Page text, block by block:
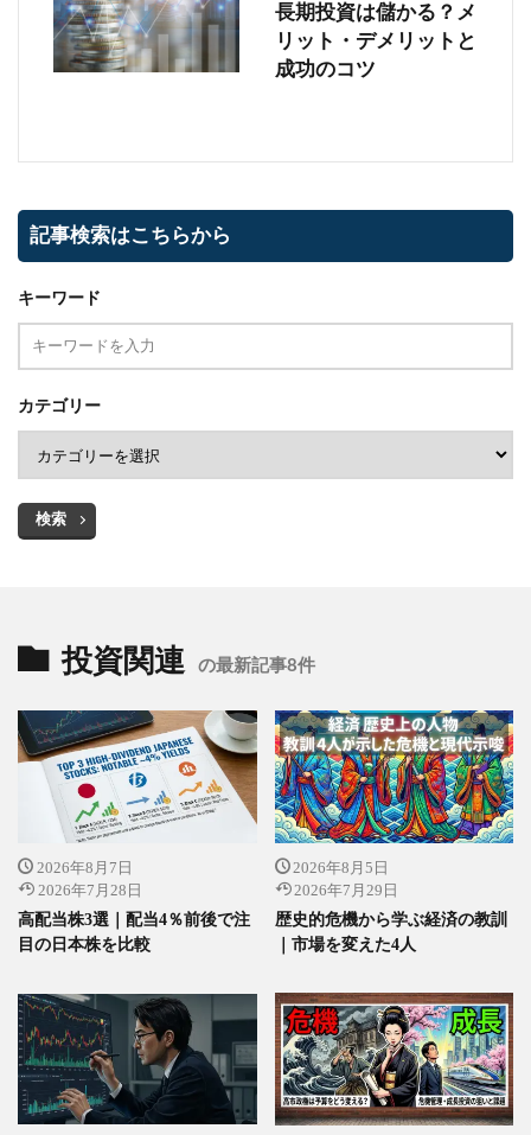
長期投資は儲かる？メ
リット・デメリットと
成功のコツ
記事検索はこちらから
キーワード
カテゴリー
検索
投資関連 の最新記事8件
2026年8月7日
2026年7月28日
高配当株3選｜配当4％前後で注
目の日本株を比較
2026年8月5日
2026年7月29日
歴史的危機から学ぶ経済の教訓
｜市場を変えた4人